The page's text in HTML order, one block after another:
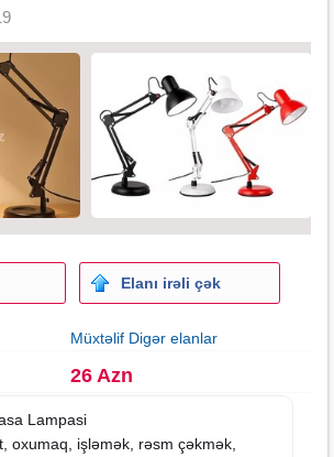
Elanı irəli çək
Müxtəlif Digər elanlar
26 Azn
Lampasi
oxumaq, işləmək, rəsm çəkmək,